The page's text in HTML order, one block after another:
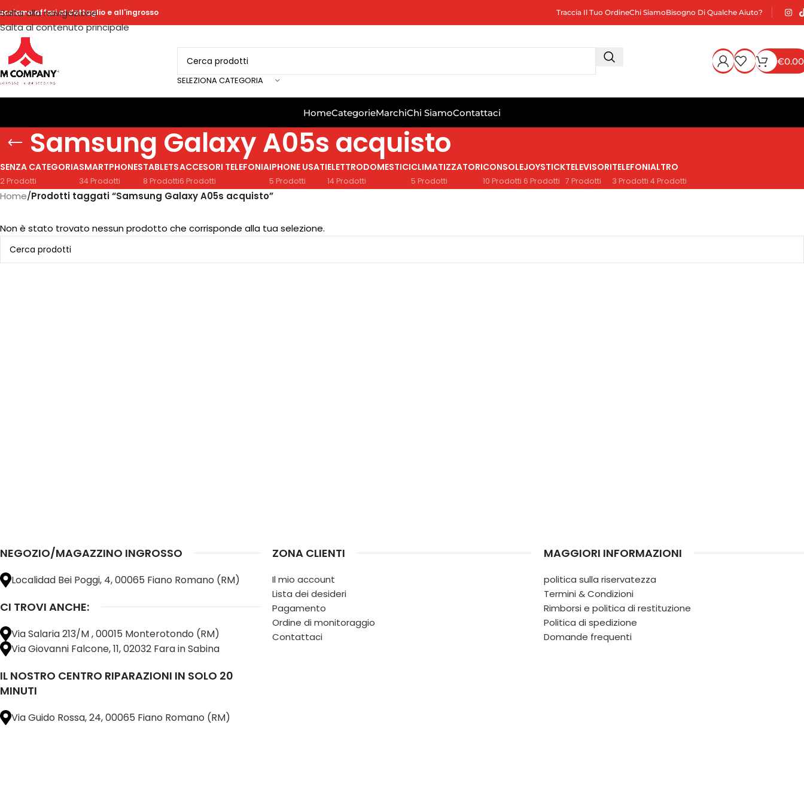
Salta alla navigazione
Salta al contenuto principale
affari al dettaglio e all'ingrosso Traccia Il Tuo OrdineChi SiamoBisogno Di Qualche Aiuto?
SELEZIONA CATEGORIA
€0.00
HomeCategorieMarchiChi SiamoContattaci
Samsung Galaxy A05s acquisto
SENZA CATEGORIA
2 Prodotti
SMARTPHONES
34 Prodotti
TABLETS
8 Prodotti
ACCESORI TELEFONIA
6 Prodotti
IPHONE USATI
5 Prodotti
ELETTRODOMESTICI
14 Prodotti
CLIMATIZZATORI
5 Prodotti
CONSOLE
10 Prodotti
JOYSTICK
6 Prodotti
TELEVISORI
7 Prodotti
TELEFONI
3 Prodotti
ALTRO
4 Prodotti
Home/Prodotti taggati “Samsung Galaxy A05s acquisto”
Non è stato trovato nessun prodotto che corrisponde alla tua selezione.
NEGOZIO/MAGAZZINO INGROSSO
Localidad Bei Poggi, 4, 00065 Fiano Romano (RM)
CI TROVI ANCHE:
Via Salaria 213/M , 00015 Monterotondo (RM)
Via Giovanni Falcone, 11, 02032 Fara in Sabina
IL NOSTRO CENTRO RIPARAZIONI IN SOLO 20
MINUTI
Via Guido Rossa, 24, 00065 Fiano Romano (RM)
ZONA CLIENTI
Il mio account
Lista dei desideri
Pagamento
Ordine di monitoraggio
Contattaci
MAGGIORI INFORMAZIONI
politica sulla riservatezza
Termini & Condizioni
Rimborsi e politica di restituzione
Politica di spedizione
Domande frequenti